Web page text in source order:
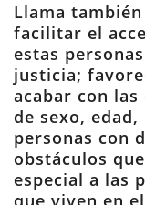
Llama
facilitar el
estas
justicia;
acabar con
de sexo,
personas con
obstáculos
especial a las
que viven en